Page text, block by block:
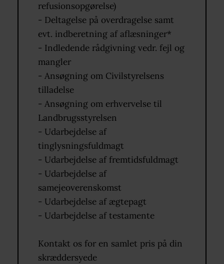
refusionsopgørelse)
- Deltagelse på overdragelse samt
evt. indberetning af aflæsninger*
- Indledende rådgivning vedr. fejl og
mangler
- Ansøgning om Civilstyrelsens
tilladelse
- Ansøgning om erhvervelse til
Landbrugsstyrelsen
- Udarbejdelse af
tinglysningsfuldmagt
- Udarbejdelse af fremtidsfuldmagt
- Udarbejdelse af
samejeoverenskomst
- Udarbejdelse af ægtepagt
- Udarbejdelse af testamente
Kontakt os for en samlet pris på din
skræddersyede